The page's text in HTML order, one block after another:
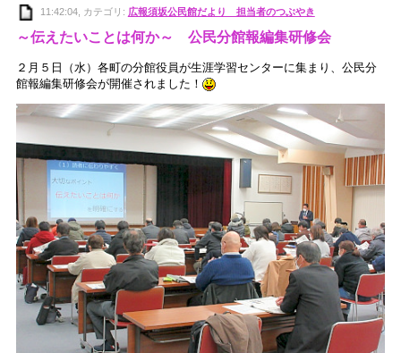
11:42:04, カテゴリ: 広報須坂公民館だより 担当者のつぶやき
～伝えたいことは何か～ 公民分館報編集研修会
２月５日（水）各町の分館役員が生涯学習センターに集まり、公民分
館報編集研修会が開催されました！